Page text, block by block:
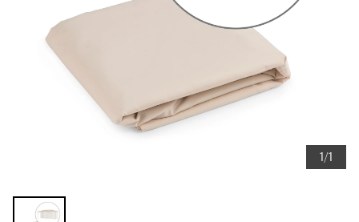
1/1